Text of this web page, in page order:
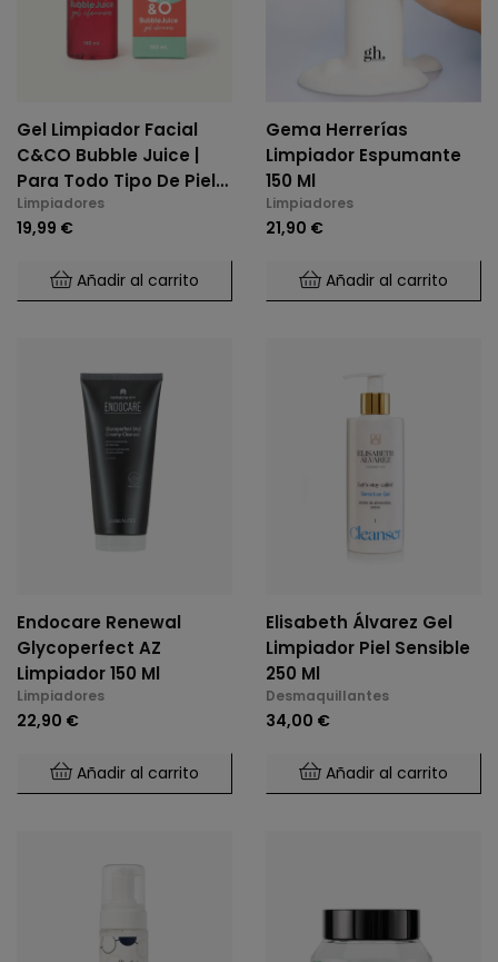
Gel Limpiador Facial
C&CO Bubble Juice |
Para Todo Tipo De Piel
(150ml)
Limpiadores
19,99 €
Añadir al carrito
Gema Herrerías
Limpiador Espumante
150 Ml
Limpiadores
21,90 €
Añadir al carrito
Endocare Renewal
Glycoperfect AZ
Limpiador 150 Ml
Limpiadores
22,90 €
Añadir al carrito
Elisabeth Álvarez Gel
Limpiador Piel Sensible
250 Ml
Desmaquillantes
34,00 €
Añadir al carrito